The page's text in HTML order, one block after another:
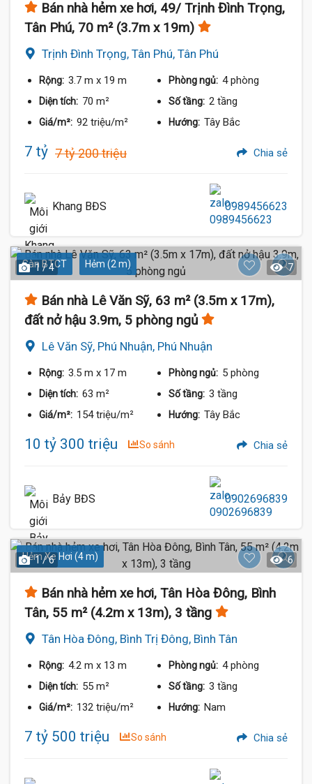
Bán nhà hẻm xe hơi, 49/ Trịnh Đình Trọng,
Tân Phú, 70 m² (3.7m x 19m)
Trịnh Đình Trọng, Tân Phú, Tân Phú
Rộng: 3.7 m x 19 m Phòng ngủ: 4 phòng
Diện tích: 70 m² Số tầng: 2 tầng
Giá/m²: 92 triệu/m² Hướng: Tây Bắc
7 tỷ 7 tỷ 200 triệu Chia sẻ
Khang BĐS 0989456623
Sàn BTCT Hẻm (2 m)
1 / 4 7
Bán nhà Lê Văn Sỹ, 63 m² (3.5m x 17m),
đất nở hậu 3.9m, 5 phòng ngủ
Lê Văn Sỹ, Phú Nhuận, Phú Nhuận
Rộng: 3.5 m x 17 m Phòng ngủ: 5 phòng
Diện tích: 63 m² Số tầng: 3 tầng
Giá/m²: 154 triệu/m² Hướng: Tây Bắc
10 tỷ 300 triệu So sánh Chia sẻ
Bảy BĐS 0902696839
Hẻm Xe Hơi (4 m)
1 / 6 6
Bán nhà hẻm xe hơi, Tân Hòa Đông, Bình
Tân, 55 m² (4.2m x 13m), 3 tầng
Tân Hòa Đông, Bình Trị Đông, Bình Tân
Rộng: 4.2 m x 13 m Phòng ngủ: 4 phòng
Diện tích: 55 m² Số tầng: 3 tầng
Giá/m²: 132 triệu/m² Hướng: Nam
7 tỷ 500 triệu So sánh Chia sẻ